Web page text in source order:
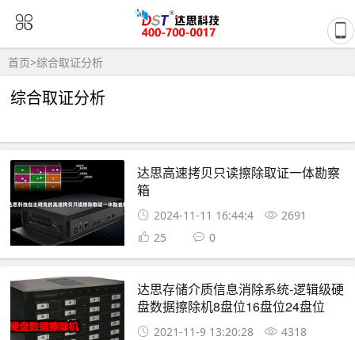
首页>综合取证分析
综合取证分析
达思高速拷贝只读擦除取证一体勘察
箱
2024-11-11 16:44:4
2691
25
0
达思存储介质信息消除系统-逻辑级硬
盘数据擦除机8盘位16盘位24盘位
2021-11-9 13:20:28
4318